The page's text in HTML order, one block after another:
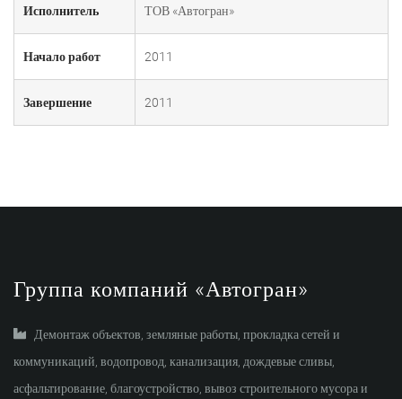
Исполнитель ТОВ «Автогран»
Начало работ 2011
Завершение 2011
Группа компаний «Автогран»
Демонтаж объектов, земляные работы, прокладка сетей и
коммуникаций, водопровод, канализация, дождевые сливы,
асфальтирование, благоустройство, вывоз строительного мусора и